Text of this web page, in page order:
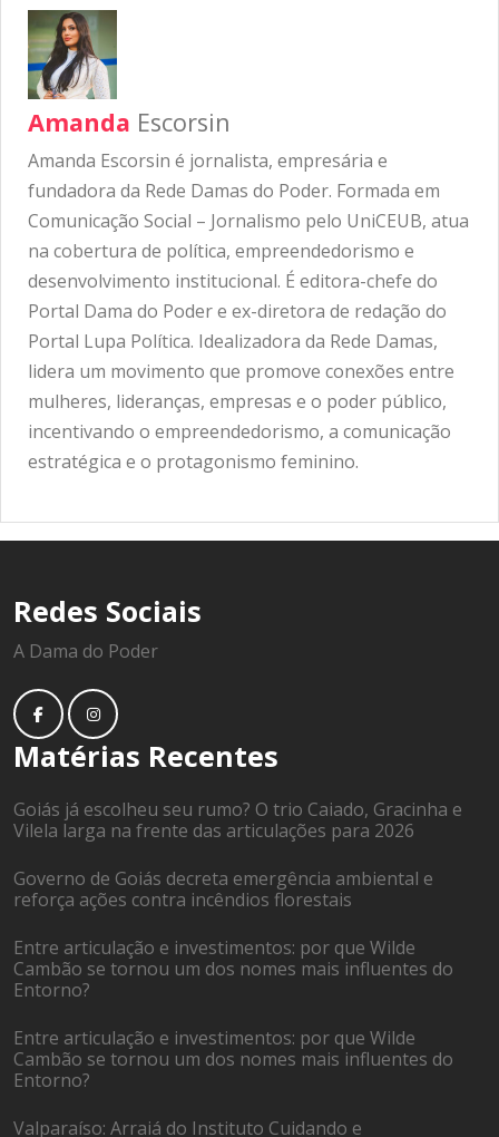
Amanda Escorsin
Amanda Escorsin é jornalista, empresária e
fundadora da Rede Damas do Poder. Formada em
Comunicação Social – Jornalismo pelo UniCEUB, atua
na cobertura de política, empreendedorismo e
desenvolvimento institucional. É editora-chefe do
Portal Dama do Poder e ex-diretora de redação do
Portal Lupa Política. Idealizadora da Rede Damas,
lidera um movimento que promove conexões entre
mulheres, lideranças, empresas e o poder público,
incentivando o empreendedorismo, a comunicação
estratégica e o protagonismo feminino.
Redes Sociais
A Dama do Poder
Matérias Recentes
Goiás já escolheu seu rumo? O trio Caiado, Gracinha e
Vilela larga na frente das articulações para 2026
Governo de Goiás decreta emergência ambiental e
reforça ações contra incêndios florestais
Entre articulação e investimentos: por que Wilde
Cambão se tornou um dos nomes mais influentes do
Entorno?
Entre articulação e investimentos: por que Wilde
Cambão se tornou um dos nomes mais influentes do
Entorno?
Valparaíso: Arraiá do Instituto Cuidando e